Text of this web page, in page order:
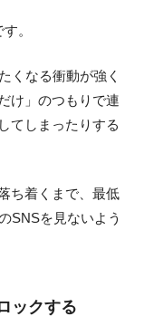
。
くなる衝動が強く
け」のつもりで連
てしまったりする
ち着くまで、最低
SNSを見ないよう
ックする